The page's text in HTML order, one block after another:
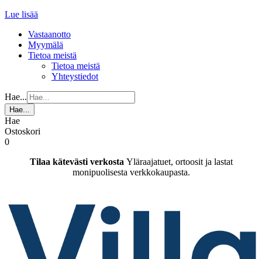
Lue lisää
Vastaanotto
Myymälä
Tietoa meistä
Tietoa meistä
Yhteystiedot
Hae...
Hae...
Hae
Ostoskori
0
Tilaa kätevästi verkosta Yläraajatuet, ortoosit ja lastat
monipuolisesta verkkokaupasta.